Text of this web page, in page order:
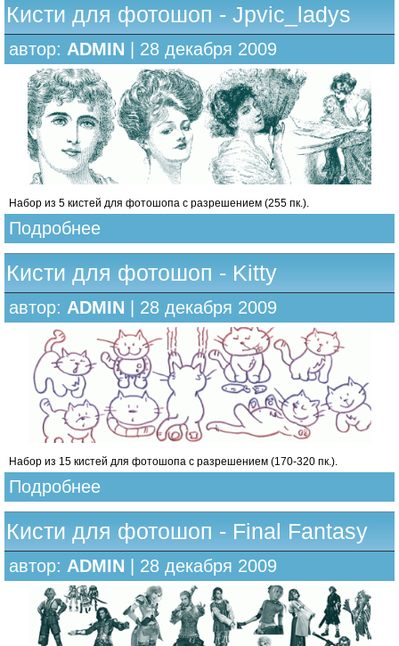
Кисти для фотошоп - Jpvic_ladys
автор: ADMIN | 28 декабря 2009
Набор из 5 кистей для фотошопа с разрешением (255 пк.).
Подробнее
Кисти для фотошоп - Kitty
автор: ADMIN | 28 декабря 2009
Набор из 15 кистей для фотошопа с разрешением (170-320 пк.).
Подробнее
Кисти для фотошоп - Final Fantasy
автор: ADMIN | 28 декабря 2009